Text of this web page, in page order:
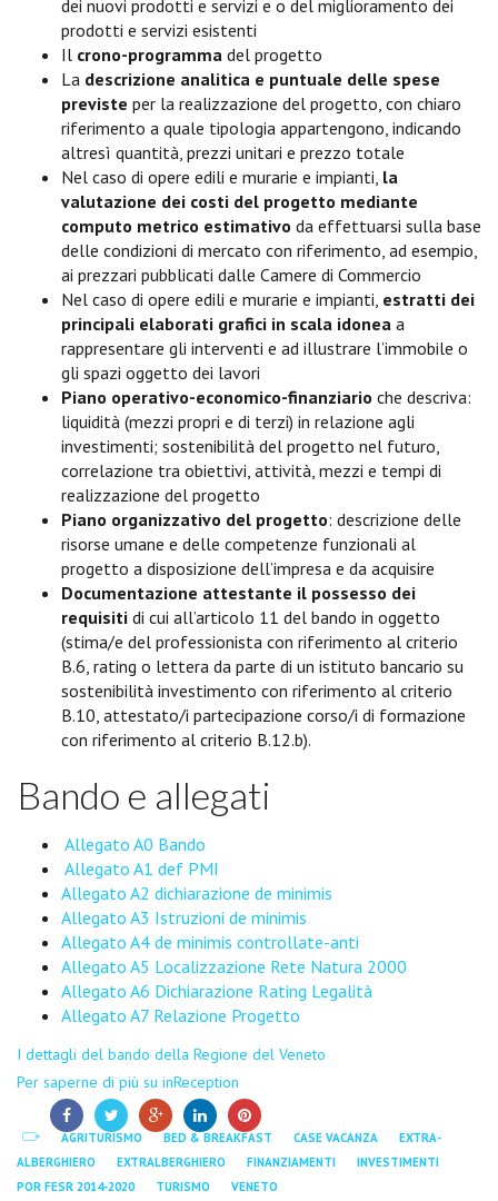
dei nuovi prodotti e servizi e o del miglioramento dei
prodotti e servizi esistenti
Il crono-programma del progetto
La descrizione analitica e puntuale delle spese
previste per la realizzazione del progetto, con chiaro
riferimento a quale tipologia appartengono, indicando
altresì quantità, prezzi unitari e prezzo totale
Nel caso di opere edili e murarie e impianti, la
valutazione dei costi del progetto mediante
computo metrico estimativo da effettuarsi sulla base
delle condizioni di mercato con riferimento, ad esempio,
ai prezzari pubblicati dalle Camere di Commercio
Nel caso di opere edili e murarie e impianti, estratti dei
principali elaborati grafici in scala idonea a
rappresentare gli interventi e ad illustrare l’immobile o
gli spazi oggetto dei lavori
Piano operativo-economico-finanziario che descriva:
liquidità (mezzi propri e di terzi) in relazione agli
investimenti; sostenibilità del progetto nel futuro,
correlazione tra obiettivi, attività, mezzi e tempi di
realizzazione del progetto
Piano organizzativo del progetto: descrizione delle
risorse umane e delle competenze funzionali al
progetto a disposizione dell’impresa e da acquisire
Documentazione attestante il possesso dei
requisiti di cui all’articolo 11 del bando in oggetto
(stima/e del professionista con riferimento al criterio
B.6, rating o lettera da parte di un istituto bancario su
sostenibilità investimento con riferimento al criterio
B.10, attestato/i partecipazione corso/i di formazione
con riferimento al criterio B.12.b).
Bando e allegati
Allegato A0 Bando
Allegato A1 def PMI
Allegato A2 dichiarazione de minimis
Allegato A3 Istruzioni de minimis
Allegato A4 de minimis controllate-anti
Allegato A5 Localizzazione Rete Natura 2000
Allegato A6 Dichiarazione Rating Legalità
Allegato A7 Relazione Progetto
I dettagli del bando della Regione del Veneto
Per saperne di più su inReception
AGRITURISMO BED & BREAKFAST CASE VACANZA
EXTRA-
ALBERGHIERO
EXTRALBERGHIERO FINANZIAMENTI
INVESTIMENTI
POR FESR 2014-2020
TURISMO VENETO